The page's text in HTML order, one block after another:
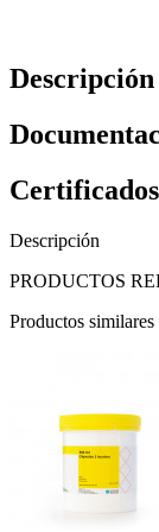
Descripción
Descripción
PRODUCTOS
Productos